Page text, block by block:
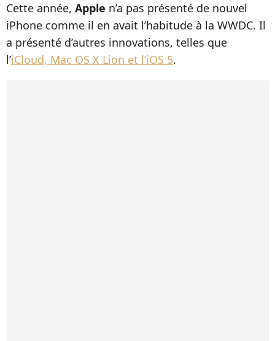
Cette année, Apple n’a pas présenté de nouvel
iPhone comme il en avait l’habitude à la WWDC. Il
a présenté d’autres innovations, telles que
l’iCloud, Mac OS X Lion et l’iOS 5.